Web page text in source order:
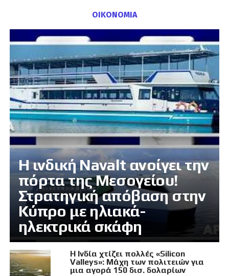
ΟΙΚΟΝΟΜΙΑ
Η ινδική Navalt ανοίγει την
πόρτα της Μεσογείου!
Στρατηγική απόβαση στην
Κύπρο με ηλιακά-
ηλεκτρικά σκάφη
Η Ινδία χτίζει πολλές «Silicon
Valleys»: Μάχη των πολιτειών για
μια αγορά 150 δισ. δολαρίων